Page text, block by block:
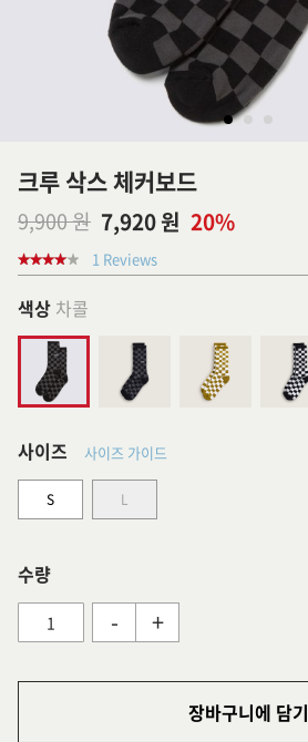
크루 삭스 체커보드
9,900 원 7,920 원 20%
1 Reviews
색상 차콜
사이즈 사이즈 가이드
S L
수량
- +
장바구니에 담기